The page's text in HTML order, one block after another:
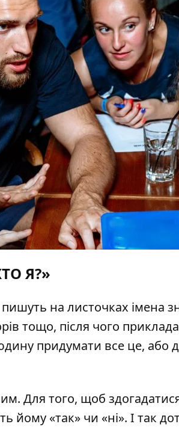
Я?»
на листочках імена
тощо, після чого
придумати все це, або
Для того, щоб
йому «так» чи «ні». І так